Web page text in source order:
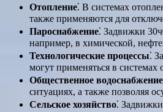
Отопление⁚ В системах
также применяются для
Пароснабжение⁚ Задвижки
например, в химической,
Технологические процессы⁚
могут применяться в
Общественное водоснабжение
ситуациях, а также позволяя
Сельское хозяйство⁚